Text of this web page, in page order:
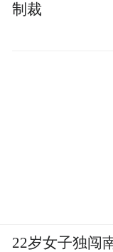
制裁
22岁女子独闯